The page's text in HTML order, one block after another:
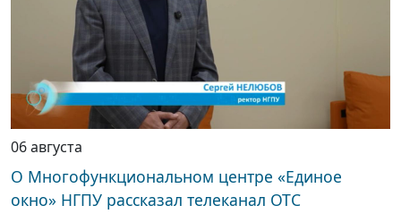
06 августа
О Многофункциональном центре «Единое
окно» НГПУ рассказал телеканал ОТС